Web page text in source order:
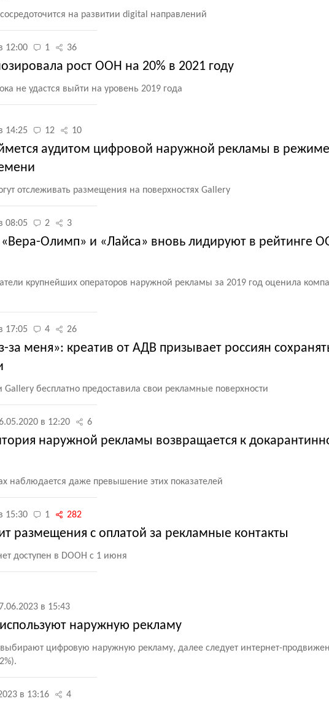
на развитии digital направлений
12:00 1 36
рост OOH на 20% в 2021 году
не удастся выйти на уровень 2019 года
14:25 12 10
аудитом цифровой наружной рекламы в режиме
отслеживать размещения на поверхностях Gallery
08:05 2 3
Олимп» и «Лайса» вновь лидируют в рейтинге
крупнейших операторов наружной рекламы за 2019 год оценила
17:05 4 26
за меня»: креатив от АДВ призывает россиян
бесплатно предоставила свои рекламные поверхности
в 12:20 6
наружной рекламы возвращается к
наблюдается даже превышение этих показателей
15:30 1 282
размещения с оплатой за рекламные контакты
доступен в DOOH с 1 июня
в 15:43
наружную рекламу
выбирают цифровую наружную рекламу, далее следует интернет-
в 13:16 4